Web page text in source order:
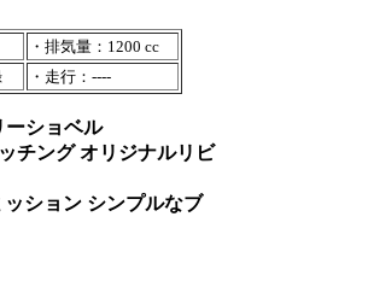
・排気量：1200 cc
・走行：----
ーショベル
チング オリジナルリビ
ッション シンプルなブ